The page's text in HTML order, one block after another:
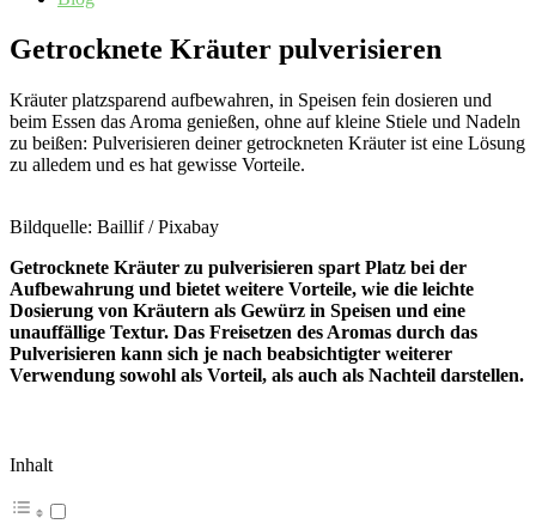
Getrocknete Kräuter pulverisieren
Kräuter platzsparend aufbewahren, in Speisen fein dosieren und
beim Essen das Aroma genießen, ohne auf kleine Stiele und Nadeln
zu beißen: Pulverisieren deiner getrockneten Kräuter ist eine Lösung
zu alledem und es hat gewisse Vorteile.
Bildquelle: Baillif / Pixabay
Getrocknete Kräuter zu pulverisieren spart Platz bei der
Aufbewahrung und bietet weitere Vorteile, wie die leichte
Dosierung von Kräutern als Gewürz in Speisen und eine
unauffällige Textur. Das Freisetzen des Aromas durch das
Pulverisieren kann sich je nach beabsichtigter weiterer
Verwendung sowohl als Vorteil, als auch als Nachteil darstellen.
Inhalt